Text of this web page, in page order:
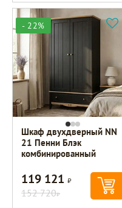
- 22%
Шкаф двухдверный NN
21 Пенни Блэк
комбинированный
119 121Р
152 720Р